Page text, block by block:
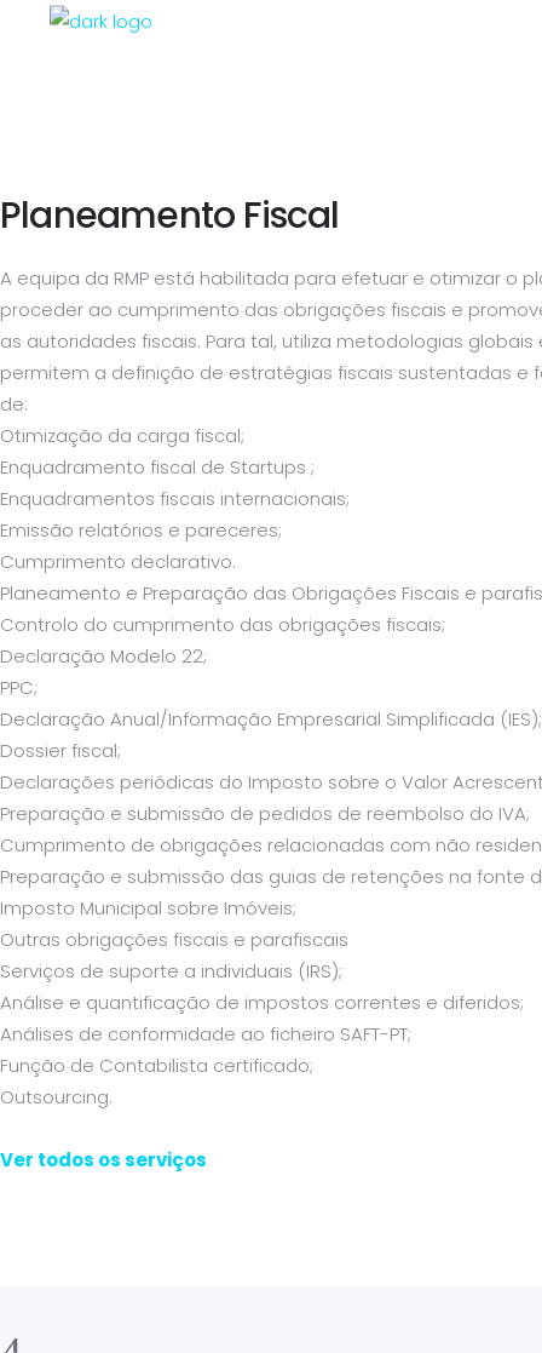
Planeamento Fiscal
A equipa da RMP está habilitada para efetuar e otimizar o
proceder ao cumprimento das obrigações fiscais e
as autoridades fiscais. Para tal, utiliza metodologias
permitem a definição de estratégias fiscais sustentadas e
de:
Otimização da carga fiscal;
Enquadramento fiscal de Startups ;
Enquadramentos fiscais internacionais;
Emissão relatórios e pareceres;
Cumprimento declarativo.
Planeamento e Preparação das Obrigações Fiscais e
Controlo do cumprimento das obrigações fiscais;
Declaração Modelo 22;
PPC;
Declaração Anual/Informação Empresarial Simplificada (IES);
Dossier fiscal;
Declarações periódicas do Imposto sobre o Valor
Preparação e submissão de pedidos de reembolso do IVA;
Cumprimento de obrigações relacionadas com não
Preparação e submissão das guias de retenções na fonte
Imposto Municipal sobre Imóveis;
Outras obrigações fiscais e parafiscais
Serviços de suporte a individuais (IRS);
Análise e quantificação de impostos correntes e diferidos;
Análises de conformidade ao ficheiro SAFT-PT;
Função de Contabilista certificado;
Outsourcing.
Ver todos os serviços